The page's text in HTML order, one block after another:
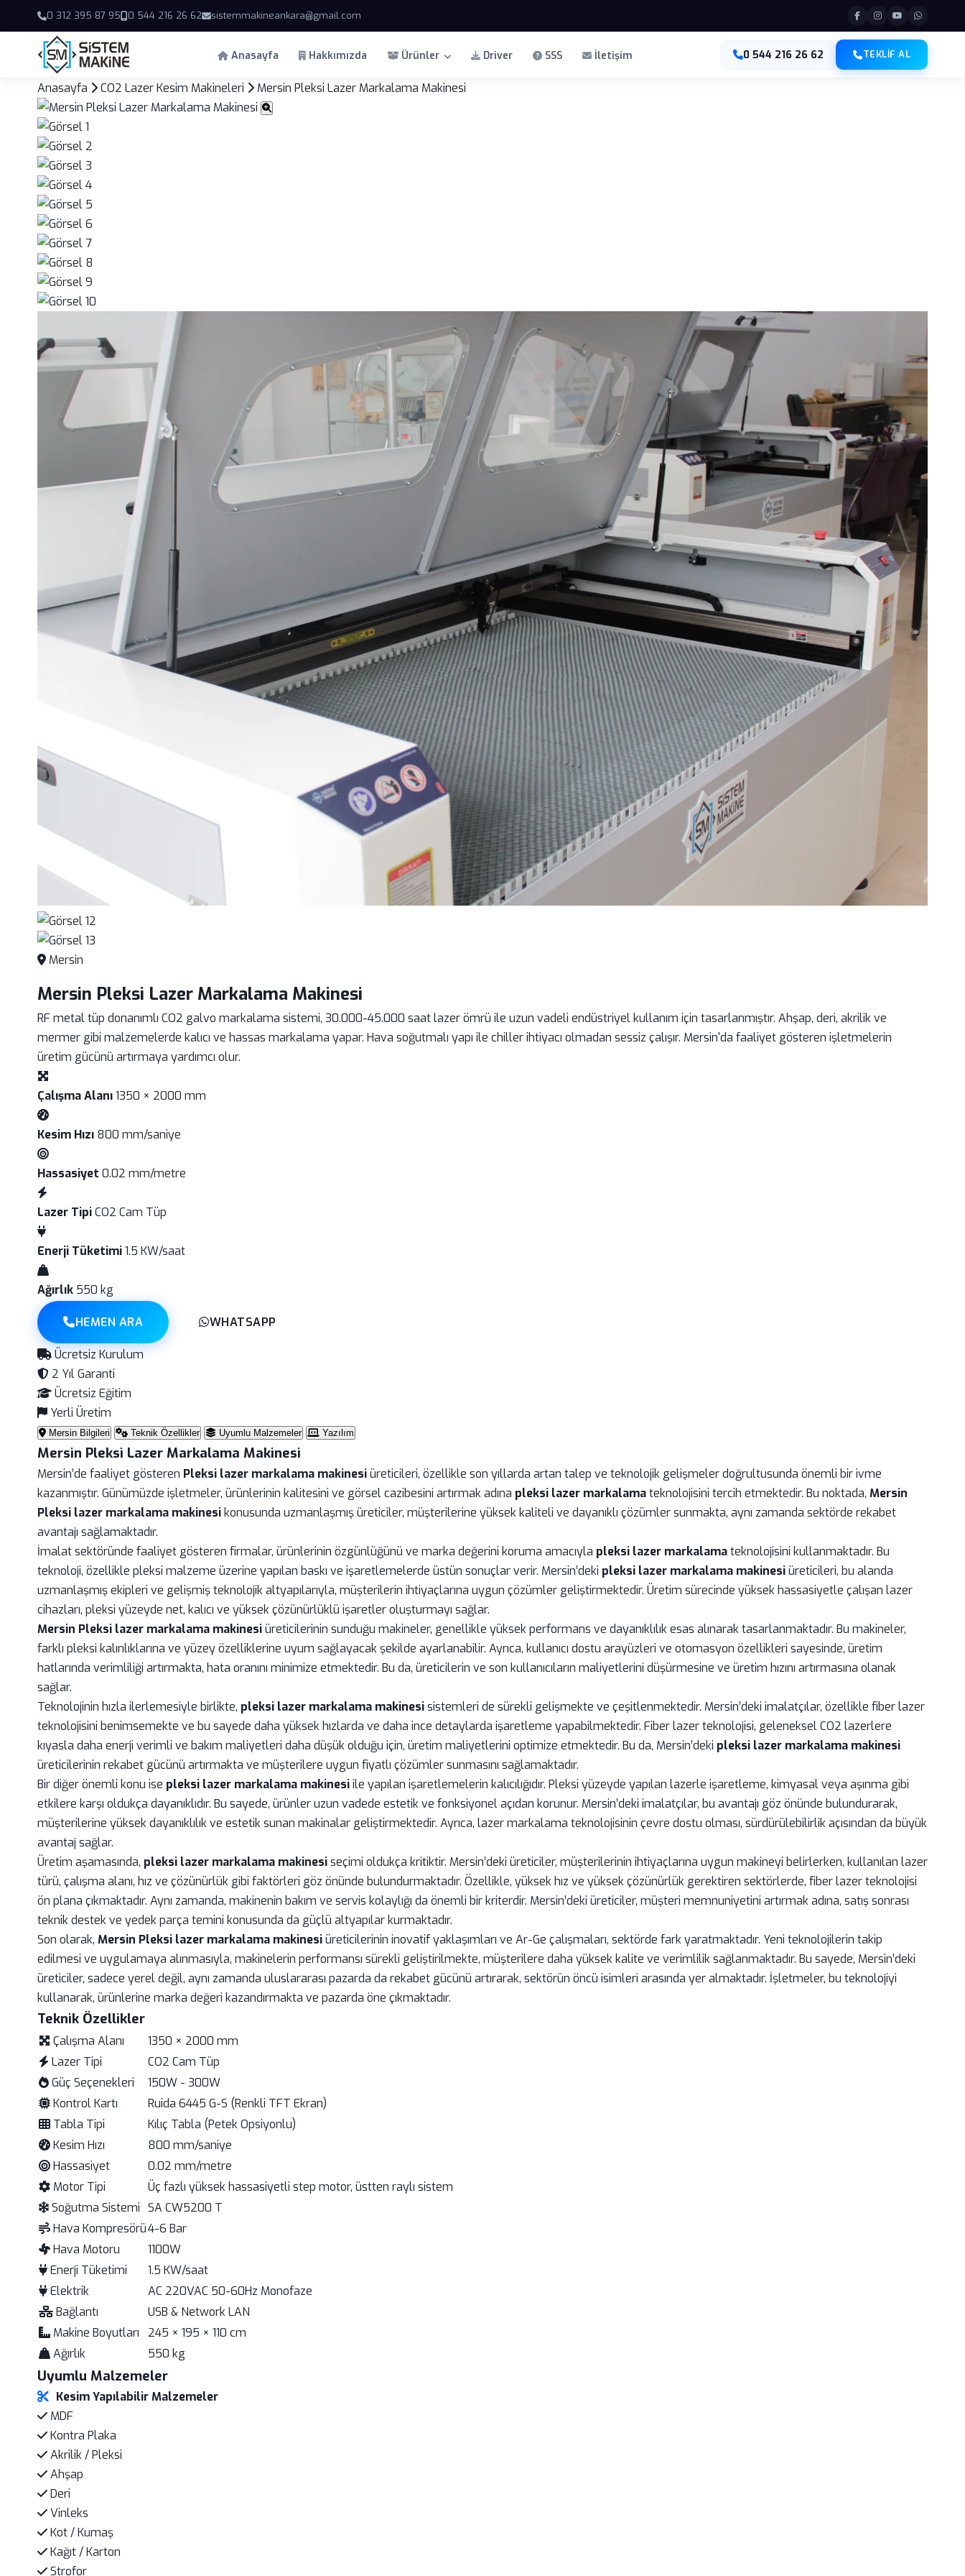
0 312 395 87 95 0 544 216 26 62 sistemmakineankara@gmail.com
Anasayfa Hakkımızda Ürünler Driver SSS İletişim 0 544 216 26 62 TEKLIF AL
Anasayfa CO2 Lazer Kesim Makineleri Mersin Pleksi Lazer Markalama Makinesi
Mersin
Mersin Pleksi Lazer Markalama Makinesi
RF metal tüp donanımlı CO2 galvo markalama sistemi, 30.000-45.000 saat lazer ömrü ile uzun vadeli endüstriyel kullanım için tasarlanmıştır. Ahşap, deri, akrilik ve
mermer gibi malzemelerde kalıcı ve hassas markalama yapar. Hava soğutmalı yapı ile chiller ihtiyacı olmadan sessiz çalışır. Mersin'da faaliyet gösteren işletmelerin
üretim gücünü artırmaya yardımcı olur.
Çalışma Alanı1350 × 2000 mm
Kesim Hızı 800 mm/saniye
Hassasiyet 0.02 mm/metre
Lazer TipiCO2 Cam Tüp
Enerji Tüketimi1.5 KW/saat
Ağırlık 550 kg
HEMEN ARA WHATSAPP
Ücretsiz Kurulum
2 Yıl Garanti
Ücretsiz Eğitim
Yerli Üretim
Mersin Bilgileri Teknik Özellikler Uyumlu Malzemeler Yazılım
Mersin Pleksi Lazer Markalama Makinesi
Mersin’de faaliyet gösteren Pleksi lazer markalama makinesiüreticileri, özellikle son yıllarda artan talep ve teknolojik gelişmeler doğrultusunda önemli bir ivme
kazanmıştır. Günümüzde işletmeler, ürünlerinin kalitesini ve görsel cazibesini artırmak adına pleksi lazer markalamateknolojisini tercih etmektedir. Bu noktada, Mersin
Pleksi lazer markalama makinesikonusunda uzmanlaşmış üreticiler, müşterilerine yüksek kaliteli ve dayanıklı çözümler sunmakta, aynı zamanda sektörde rekabet
avantajı sağlamaktadır.
İmalat sektöründe faaliyet gösteren firmalar, ürünlerinin özgünlüğünü ve marka değerini koruma amacıyla pleksi lazer markalamateknolojisini kullanmaktadır. Bu
teknoloji, özellikle pleksi malzeme üzerine yapılan baskı ve işaretlemelerde üstün sonuçlar verir. Mersin’deki pleksi lazer markalama makinesiüreticileri, bu alanda
uzmanlaşmış ekipleri ve gelişmiş teknolojik altyapılarıyla, müşterilerin ihtiyaçlarına uygun çözümler geliştirmektedir. Üretim sürecinde yüksek hassasiyetle çalışan lazer
cihazları, pleksi yüzeyde net, kalıcı ve yüksek çözünürlüklü işaretler oluşturmayı sağlar.
Mersin Pleksi lazer markalama makinesiüreticilerinin sunduğu makineler, genellikle yüksek performans ve dayanıklılık esas alınarak tasarlanmaktadır. Bu makineler,
farklı pleksi kalınlıklarına ve yüzey özelliklerine uyum sağlayacak şekilde ayarlanabilir. Ayrıca, kullanıcı dostu arayüzleri ve otomasyon özellikleri sayesinde, üretim
hatlarında verimliliği artırmakta, hata oranını minimize etmektedir. Bu da, üreticilerin ve son kullanıcıların maliyetlerini düşürmesine ve üretim hızını artırmasına olanak
sağlar.
Teknolojinin hızla ilerlemesiyle birlikte, pleksi lazer markalama makinesisistemleri de sürekli gelişmekte ve çeşitlenmektedir. Mersin’deki imalatçılar, özellikle fiber lazer
teknolojisini benimsemekte ve bu sayede daha yüksek hızlarda ve daha ince detaylarda işaretleme yapabilmektedir. Fiber lazer teknolojisi, geleneksel CO2 lazerlere
kıyasla daha enerji verimli ve bakım maliyetleri daha düşük olduğu için, üretim maliyetlerini optimize etmektedir. Bu da, Mersin’deki pleksi lazer markalama makinesi
üreticilerinin rekabet gücünü artırmakta ve müşterilere uygun fiyatlı çözümler sunmasını sağlamaktadır.
Bir diğer önemli konu ise pleksi lazer markalama makinesiile yapılan işaretlemelerin kalıcılığıdır. Pleksi yüzeyde yapılan lazerle işaretleme, kimyasal veya aşınma gibi
etkilere karşı oldukça dayanıklıdır. Bu sayede, ürünler uzun vadede estetik ve fonksiyonel açıdan korunur. Mersin’deki imalatçılar, bu avantajı göz önünde bulundurarak,
müşterilerine yüksek dayanıklılık ve estetik sunan makinalar geliştirmektedir. Ayrıca, lazer markalama teknolojisinin çevre dostu olması, sürdürülebilirlik açısından da büyük
avantaj sağlar.
Üretim aşamasında, pleksi lazer markalama makinesiseçimi oldukça kritiktir. Mersin’deki üreticiler, müşterilerinin ihtiyaçlarına uygun makineyi belirlerken, kullanılan lazer
türü, çalışma alanı, hız ve çözünürlük gibi faktörleri göz önünde bulundurmaktadır. Özellikle, yüksek hız ve yüksek çözünürlük gerektiren sektörlerde, fiber lazer teknolojisi
ön plana çıkmaktadır. Aynı zamanda, makinenin bakım ve servis kolaylığı da önemli bir kriterdir. Mersin’deki üreticiler, müşteri memnuniyetini artırmak adına, satış sonrası
teknik destek ve yedek parça temini konusunda da güçlü altyapılar kurmaktadır.
Son olarak, Mersin Pleksi lazer markalama makinesiüreticilerinin inovatif yaklaşımları ve Ar-Ge çalışmaları, sektörde fark yaratmaktadır. Yeni teknolojilerin takip
edilmesi ve uygulamaya alınmasıyla, makinelerin performansı sürekli geliştirilmekte, müşterilere daha yüksek kalite ve verimlilik sağlanmaktadır. Bu sayede, Mersin’deki
üreticiler, sadece yerel değil, aynı zamanda uluslararası pazarda da rekabet gücünü artırarak, sektörün öncü isimleri arasında yer almaktadır. İşletmeler, bu teknolojiyi
kullanarak, ürünlerine marka değeri kazandırmakta ve pazarda öne çıkmaktadır.
Teknik Özellikler
Çalışma Alanı
1350 × 2000 mm
Lazer Tipi
CO2 Cam Tüp
Güç Seçenekleri
150W - 300W
Kontrol Kartı
Ruida 6445 G-S (Renkli TFT Ekran)
Tabla Tipi
Kılıç Tabla (Petek Opsiyonlu)
Kesim Hızı
800 mm/saniye
Hassasiyet
0.02 mm/metre
Motor Tipi
Üç fazlı yüksek hassasiyetli step motor, üstten raylı sistem
Soğutma Sistemi SA CW5200 T
Hava Kompresörü4-6 Bar
Hava Motoru
1100W
Enerji Tüketimi
1.5 KW/saat
Elektrik
AC 220VAC 50-60Hz Monofaze
Bağlantı
USB & Network LAN
Makine Boyutları
245 × 195 × 110 cm
Ağırlık
550 kg
Uyumlu Malzemeler
Kesim Yapılabilir Malzemeler
MDF
Kontra Plaka
Akrilik / Pleksi
Ahşap
Deri
Vinleks
Kot / Kumaş
Kağıt / Karton
Strofor